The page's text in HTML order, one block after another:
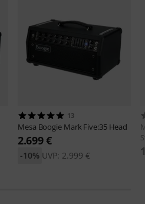
13
Mesa Boogie Mark Five:35 Head
2.699 €
UVP: 2.999 €
-10%